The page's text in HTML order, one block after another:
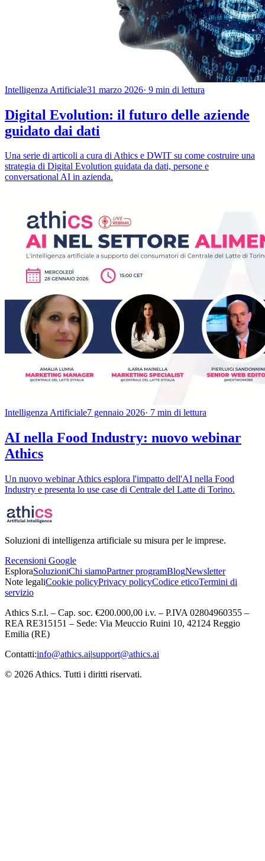
Intelligenza Artificiale31 marzo 2026· 9 min di lettura
Digital Evolution: il futuro delle aziende
guidato dai dati
Una serie di articoli a cura di Athics e DWIT su come costruire una
strategia di Digital Evolution guidata da dati, persone e
conversational AI in azienda.
Intelligenza Artificiale7 gennaio 2026· 7 min di lettura
AI nella Food Industry: nuovo webinar
Athics
Un nuovo webinar Athics esplora l'impatto dell'AI nella Food
Industry e presenta lo use case di Centrale del Latte di Torino.
Soluzioni di intelligenza artificiale su misura per le imprese.
Recensioni Google
EsploraSoluzioniChi siamoPartner programBlogNewsletter
Note legaliCookie policyPrivacy policyCodice eticoTermini di
servizio
Athics S.r.l. – Cap. soc. €200.000,00 i.v. – P.IVA 02804960355 –
REA RE315151 – Sede: Via Meuccio Ruini 10, 42124 Reggio
Emilia (RE)
Contatti:info@athics.ai|support@athics.ai
© 2026 Athics. Tutti i diritti riservati.